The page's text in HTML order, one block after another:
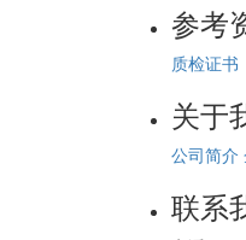
参考
质检证书
关于
公司简介
联系